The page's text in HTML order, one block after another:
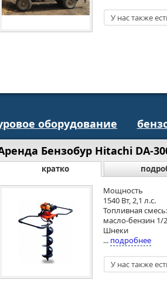
оборудование
Бензобур Hitachi DA-
кратко
Мощность
1540 Вт, 2,1 л.с.
Топливная смесь:
масло-бензин 1/
Шнеки
... подробнее